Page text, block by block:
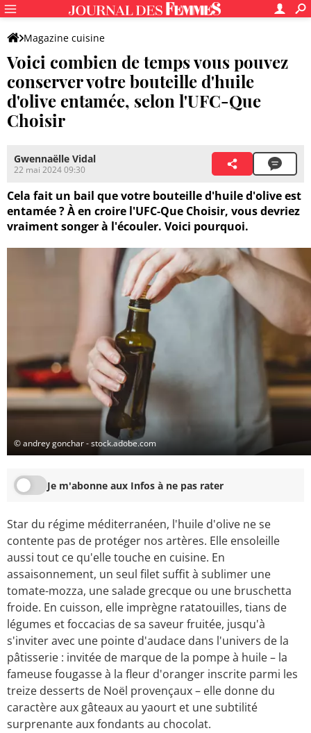
Magazine cuisine
Voici combien de temps vous pouvez
conserver votre bouteille d'huile
d'olive entamée, selon l'UFC-Que
Choisir
Gwennaëlle Vidal
22 mai 2024 09:30
Cela fait un bail que votre bouteille d'huile d'olive est
entamée ? À en croire l'UFC-Que Choisir, vous devriez
vraiment songer à l'écouler. Voici pourquoi.
© andrey gonchar - stock.adobe.com
Je m'abonne aux Infos à ne pas rater
Star du régime méditerranéen, l'huile d'olive ne se
contente pas de protéger nos artères. Elle ensoleille
aussi tout ce qu'elle touche en cuisine. En
assaisonnement, un seul filet suffit à sublimer une
tomate-mozza, une salade grecque ou une bruschetta
froide. En cuisson, elle imprègne ratatouilles, tians de
légumes et foccacias de sa saveur fruitée, jusqu'à
s'inviter avec une pointe d'audace dans l'univers de la
pâtisserie : invitée de marque de la pompe à huile – la
fameuse fougasse à la fleur d'oranger inscrite parmi les
treize desserts de Noël provençaux – elle donne du
caractère aux gâteaux au yaourt et une subtilité
surprenante aux fondants au chocolat.